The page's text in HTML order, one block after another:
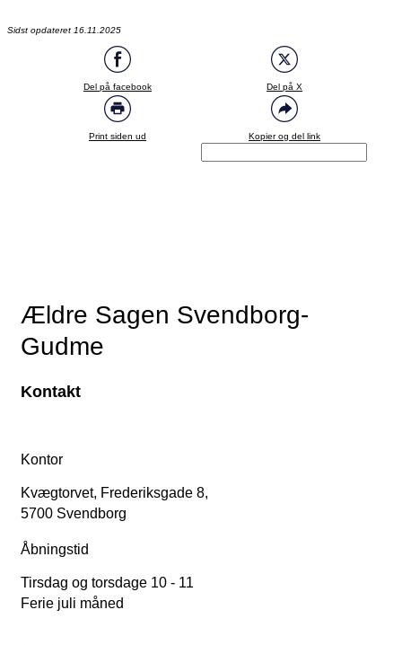
Sidst opdateret 16.11.2025
Del på facebook Del på X
Print siden ud Kopier og del link
Ældre Sagen Svendborg-
Gudme
Kontakt
Kontor
Kvægtorvet, Frederiksgade 8,
5700 Svendborg
Åbningstid
Tirsdag og torsdage 10 - 11
Ferie juli måned